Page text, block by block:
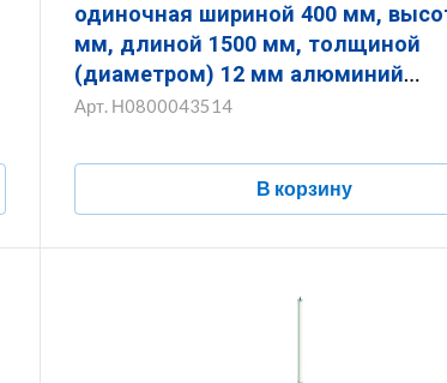
одиночная шириной 400 мм, высотой 400
мм, длиной 1500 мм, толщиной
(диаметром) 12 мм алюминий
ЗМОО.400.400.1500.12.14
Арт. Н0800043514
В корзину